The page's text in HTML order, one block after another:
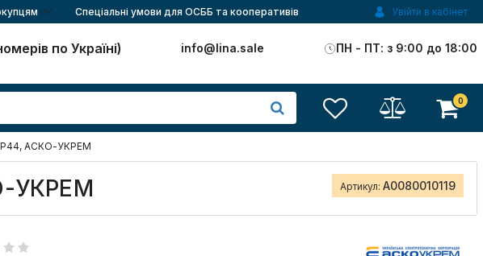
Спеціальні умови для ОСББ та кооперативів Увійти в кабінет
по Україні) info@lina.sale ПН - ПТ: з 9:00 до 18:00
0
IP44, АСКО-УКРЕМ
УКРЕМ Артикул: A0080010119